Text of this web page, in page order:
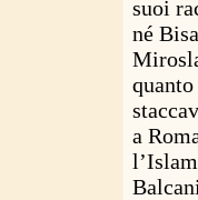
suoi
né
a